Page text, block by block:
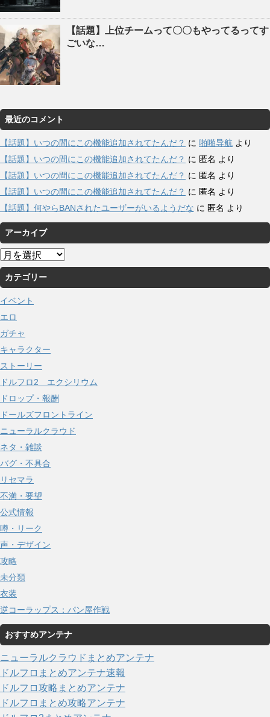
【話題】上位チームって〇〇もやってるってす
ごいな…
最近のコメント
【話題】いつの間にこの機能追加されてたんだ？ に 啪啪导航 より
【話題】いつの間にこの機能追加されてたんだ？ に 匿名 より
【話題】いつの間にこの機能追加されてたんだ？ に 匿名 より
【話題】いつの間にこの機能追加されてたんだ？ に 匿名 より
【話題】何やらBANされたユーザーがいるようだな に 匿名 より
アーカイブ
ア
ー
カ
イ
ブ
カテゴリー
イベント
エロ
ガチャ
キャラクター
ストーリー
ドルフロ2 エクシリウム
ドロップ・報酬
ドールズフロントライン
ニューラルクラウド
ネタ・雑談
バグ・不具合
リセマラ
不満・要望
公式情報
噂・リーク
声・デザイン
攻略
未分類
衣装
逆コーラップス：パン屋作戦
おすすめアンテナ
ニューラルクラウドまとめアンテナ
ドルフロまとめアンテナ速報
ドルフロ攻略まとめアンテナ
ドルフロまとめ攻略アンテナ